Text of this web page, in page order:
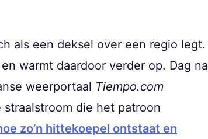
als een deksel over een regio legt.
warmt daardoor verder op. Dag na
weerportaal Tiempo.com
die het patroon
zo’n hittekoepel ontstaat en